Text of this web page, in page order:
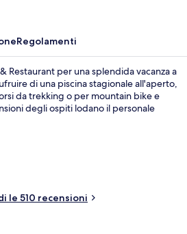
Regolamenti
Restaurant per una splendida vacanza a
di una piscina stagionale all'aperto,
da trekking o per mountain bike e
degli ospiti lodano il personale
le 510 recensioni